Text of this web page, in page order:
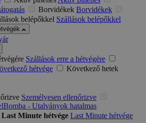
Borvidékek Borvidékek
belépőkkel Szállások belépőkkel
Szállások erre a hétvégére
hétvége
Következő hetek
Személyesen ellenőrizve
- Utalványok hatalmas
Last Minute hétvége Last Minute hétvége